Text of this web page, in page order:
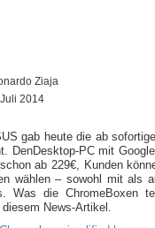
Ziaja
2014
gab heute die ab
DenDesktop-PC mit
ab 229€, Kunden
wählen – sowohl mit als
Was die ChromeBoxen
News-Artikel.